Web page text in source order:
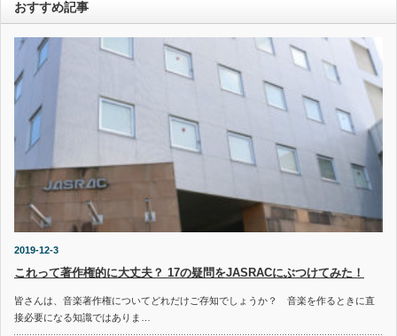
おすすめ記事
2019-12-3
これって著作権的に大丈夫？ 17の疑問をJASRACにぶつけてみた！
皆さんは、音楽著作権についてどれだけご存知でしょうか？ 音楽を作るときに直
接必要になる知識ではありま…